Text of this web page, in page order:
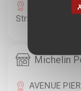
177 ROUTE
Strasbourg
Michelin
AVENUE